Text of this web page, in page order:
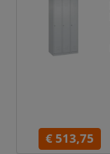
€ 513,75